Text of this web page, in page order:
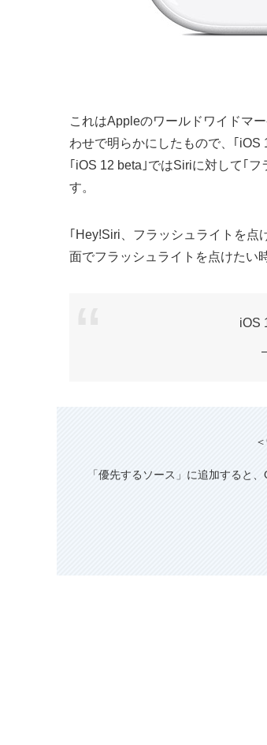
これはAppleのワールドワイドマ
わせで明らかにしたもので、｢
｢iOS 12 beta｣ではSiriに対して｢
す。
｢Hey!Siri、フラッシュライトを点
面でフラッシュライトを点けたい
iOS
＜
「優先するソース」に追加すると